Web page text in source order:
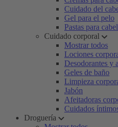
Cuidado del
Gel para el pelo
Pastas para
Cuidado corporal
Mostrar todos
Lociones
Desodorantes y
Geles de baño
Limpieza
Jabón
Afeitadoras
Cuidados
Droguería